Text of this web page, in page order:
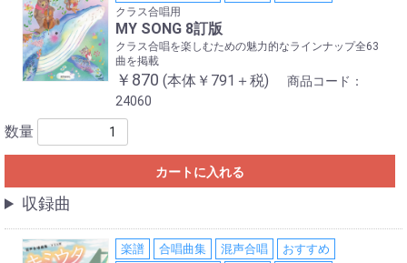
クラス合唱用
MY SONG 8訂版
クラス合唱を楽しむための魅力的なラインナップ全63
曲を掲載
￥870 (本体￥791＋税)
商品コード：
24060
数量
カートに入れる
収録曲
楽譜 合唱曲集 混声合唱
おすすめ